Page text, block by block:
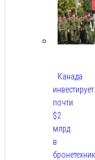
Канада
инвестирует
почти
$2
млрд
в